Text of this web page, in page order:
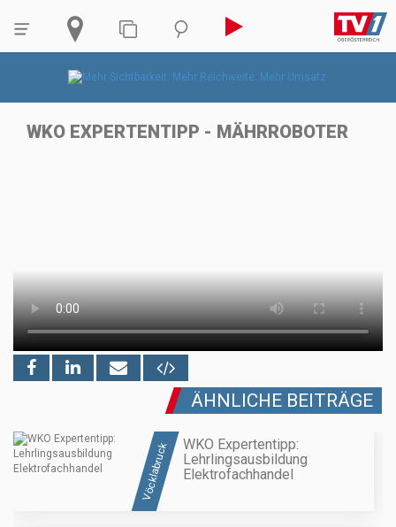
WKO EXPERTENTIPP - MÄHRROBOTER
ÄHNLICHE BEITRÄGE
Vöcklabruck
WKO Expertentipp:
Lehrlingsausbildung
Elektrofachhandel